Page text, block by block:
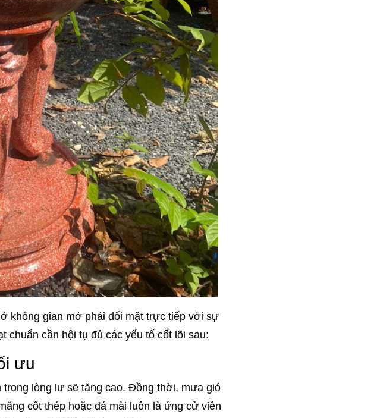
không gian mở phải đối mặt trực tiếp với sự
chuẩn cần hội tụ đủ các yếu tố cốt lõi sau:
ưu
lòng lư sẽ tăng cao. Đồng thời, mưa gió
cốt thép hoặc đá mài luôn là ứng cử viên